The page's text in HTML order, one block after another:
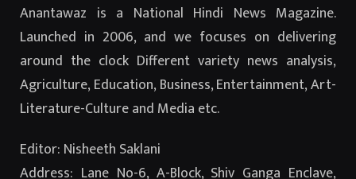
Anantawaz is a National Hindi News Magazine.
Launched in 2006, and we focuses on delivering
around the clock Different variety news analysis,
Agriculture, Education, Business, Entertainment, Art-
Literature-Culture and Media etc.
Editor: Nisheeth Saklani
Address: Lane No-6, A-Block, Shiv Ganga Enclave,